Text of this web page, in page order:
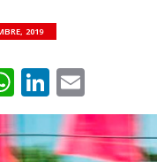
2019
WhatsApp
LinkedIn